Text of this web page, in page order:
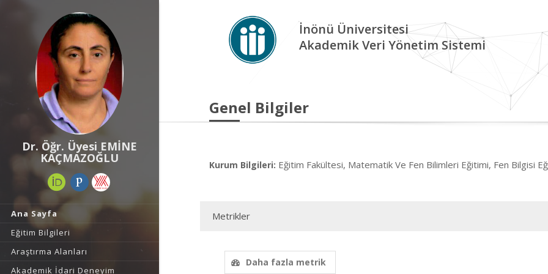
Dr. Öğr. Üyesi EMİNE
KAÇMAZOĞLU
Ana Sayfa
Eğitim Bilgileri
Araştırma Alanları
Akademik İdari Deneyim
İnönü Üniversitesi
Akademik Veri Yönetim Sistemi
Genel Bilgiler
Kurum Bilgileri: Eğitim Fakültesi, Matematik Ve Fen Bilimleri Eğitimi, Fen Bilgisi
Metrikler
Daha fazla metrik